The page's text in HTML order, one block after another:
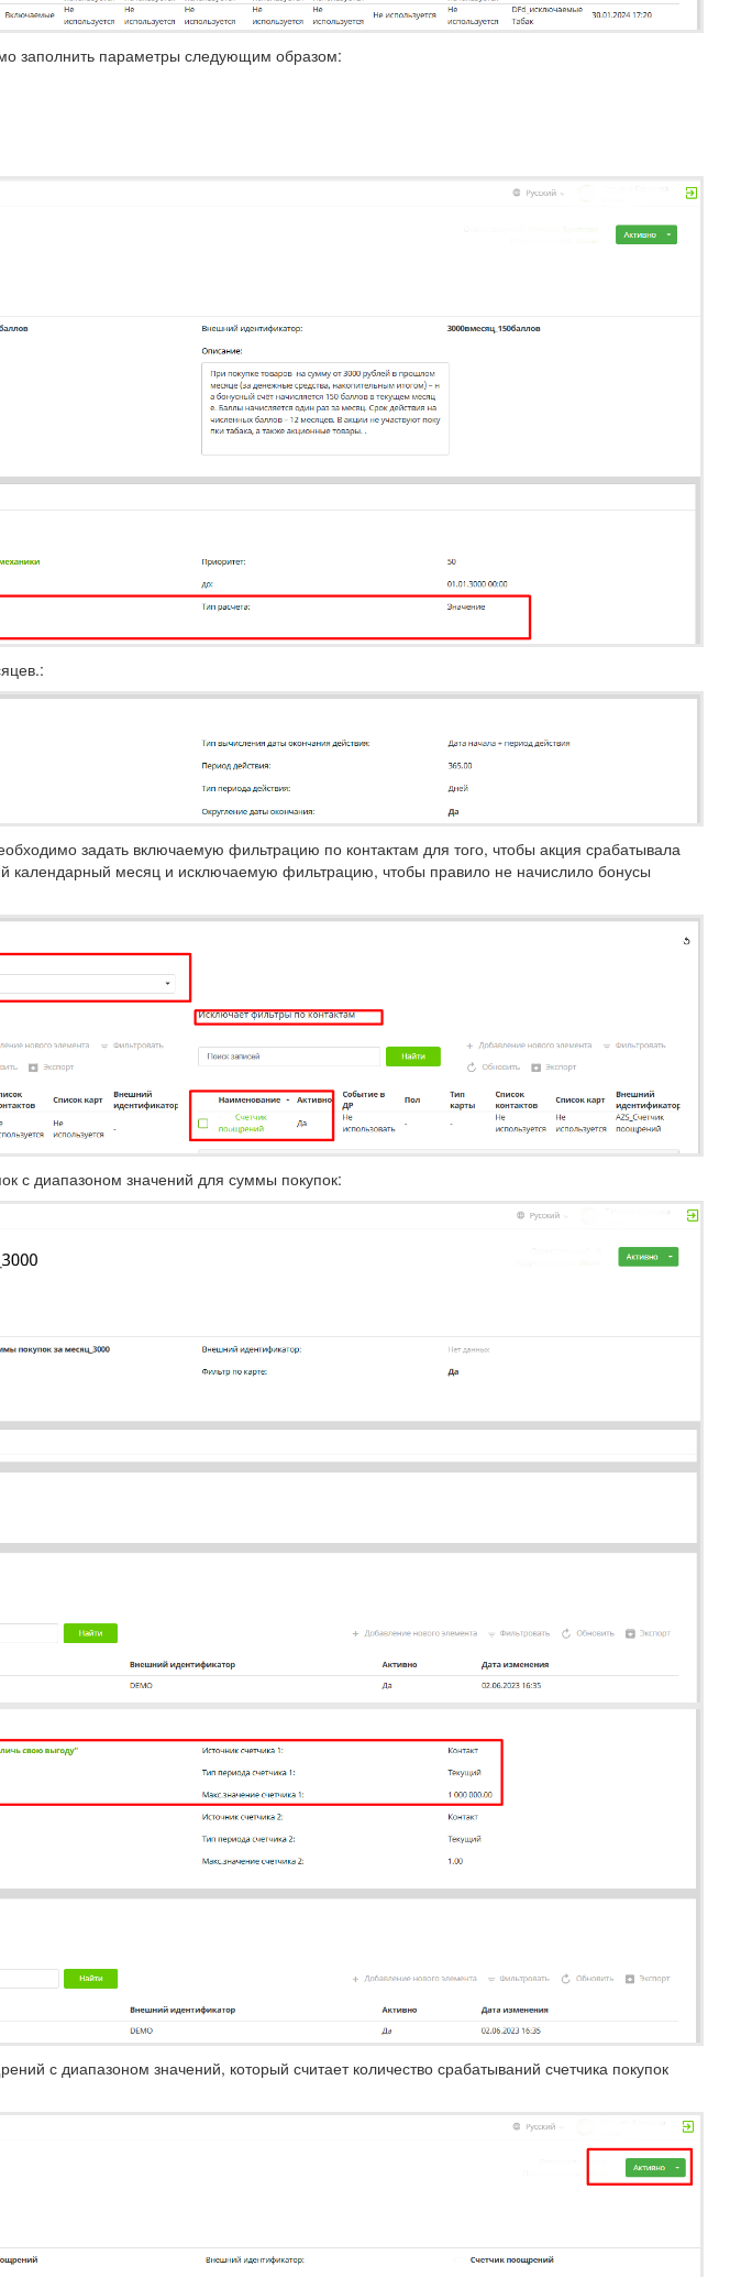
заполнить параметры следующим образом:
задать включаемую фильтрацию по контактам для того, чтобы акция срабатывала
календарный месяц и исключаемую фильтрацию, чтобы правило не начислило бонусы
с диапазоном значений для суммы покупок:
с диапазоном значений, который считает количество срабатываний счетчика покупок